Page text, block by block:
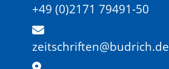
+49 (0)2171 79491-50
zeitschriften@budrich.de